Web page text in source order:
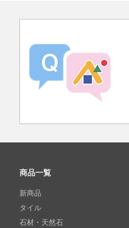
商品一覧
新商品
タイル
石材・天然石